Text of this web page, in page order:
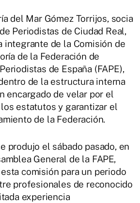
del Mar Gómez Torrijos, socia
Periodistas de Ciudad Real,
integrante de la Comisión de
de la Federación de
de España (FAPE),
de la estructura interna
encargado de velar por el
estatutos y garantizar el
de la Federación.
produjo el sábado pasado, en
General de la FAPE,
comisión para un periodo
profesionales de reconocido
experiencia